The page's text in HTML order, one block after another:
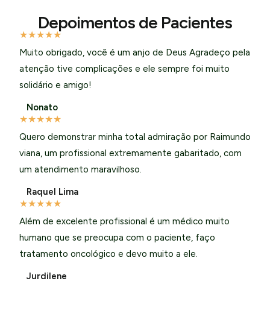
Depoimentos de Pacientes
★★★★★
Muito obrigado, você é um anjo de Deus Agradeço pela
atenção tive complicações e ele sempre foi muito
solidário e amigo!
Nonato
★★★★★
Quero demonstrar minha total admiração por Raimundo
viana, um profissional extremamente gabaritado, com
um atendimento maravilhoso.
Raquel Lima
★★★★★
Além de excelente profissional é um médico muito
humano que se preocupa com o paciente, faço
tratamento oncológico e devo muito a ele.
Jurdilene